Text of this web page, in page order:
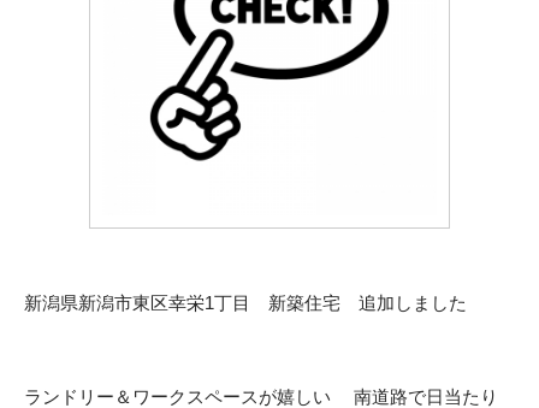
新潟県新潟市東区幸栄1丁目 新築住宅 追加しました
ランドリー＆ワークスペースが嬉しい 南道路で日当たり